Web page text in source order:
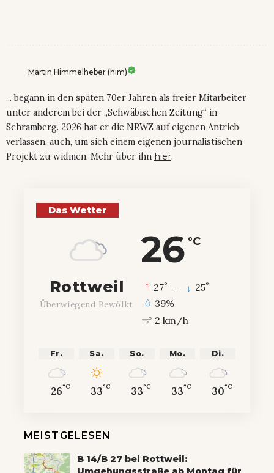
Martin Himmelheber (him)
... begann in den späten 70er Jahren als freier Mitarbeiter
unter anderem bei der „Schwäbischen Zeitung“ in
Schramberg. 2026 hat er die NRWZ auf eigenen Antrieb
verlassen, auch, um sich einem eigenen journalistischen
Projekt zu widmen. Mehr über ihn hier.
Das Wetter
26 °C
Rottweil
Überwiegend Bewölkt
27° 25°
39%
2 km/h
Fr.
26°C
Sa.
33°C
So.
33°C
Mo.
33°C
Di.
30°C
MEISTGELESEN
B 14/B 27 bei Rottweil: